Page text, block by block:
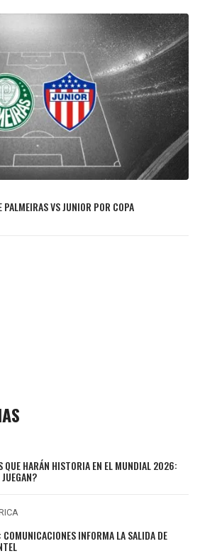
PALMEIRAS VS JUNIOR POR COPA
QUE HARÁN HISTORIA EN EL MUNDIAL 2026:
INFORMA LA SALIDA DE